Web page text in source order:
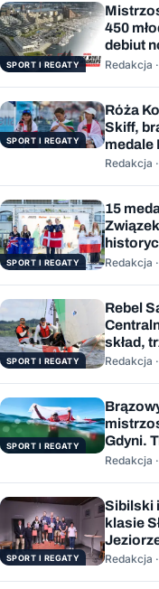
SPORT I REGATY
450
debiut
Redakcja ·
SPORT I REGATY
Róża
Skiff,
medale
Redakcja ·
SPORT I REGATY
15
Redakcja ·
SPORT I REGATY
Rebel
skład,
Redakcja ·
SPORT I REGATY
Gdyni.
Redakcja ·
SPORT I REGATY
Sibilski
klasie
Redakcja ·